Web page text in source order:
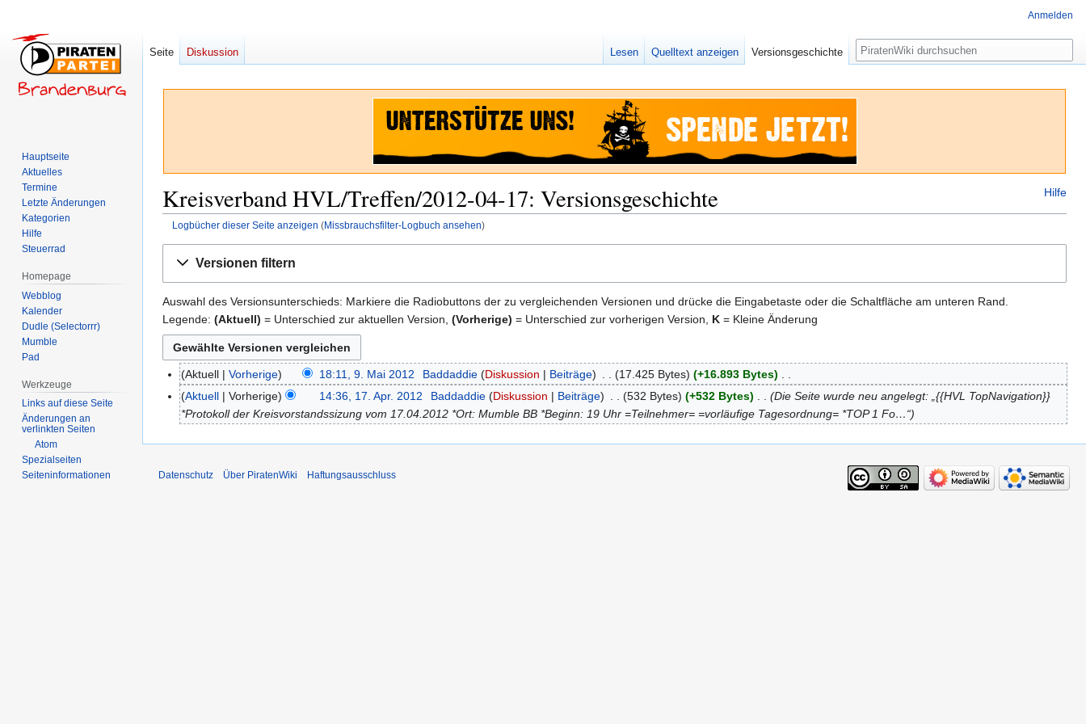
Hilfe
Kreisverband HVL/Treffen/2012-04-17: Versionsgeschichte
Logbücher dieser Seite anzeigen (Missbrauchsfilter-Logbuch ansehen)
Navigation
Suche
Versionen filtern
Auswahl des Versionsunterschieds: Markiere die Radiobuttons der zu vergleichenden Versionen und drücke die Eingabetaste oder die Schaltfläche am unteren Rand.
Legende: (Aktuell) = Unterschied zur aktuellen Version, (Vorherige) = Unterschied zur vorherigen Version, K = Kleine Änderung
9.
Mai
2012
Aktuell Vorherige 18:11, 9. Mai 2012 Baddaddie Diskussion Beiträge 17.425 Bytes +16.893 Bytes
K
e
i
n
B
17.
April
Aktuell Vorherige 14:36, 17. Apr. 2012 Baddaddie Diskussion Beiträge 532 Bytes +532 Bytes
Die Seite wurde neu angelegt: „{{HVL TopNavigation}}
*Protokoll der Kreisvorstandssizung vom 17.04.2012 *Ort: Mumble BB *Beginn: 19 Uhr =Teilnehmer= =vorläufige Tagesordnung= *TOP 1 Fo…“
Anmelden
Seite Diskussion Lesen Quelltext anzeigen Versionsgeschichte Suche
Hauptseite
Aktuelles
Termine
Letzte Änderungen
Kategorien
Hilfe
Steuerrad
Homepage
Webblog
Kalender
Dudle (Selectorrr)
Mumble
Pad
Werkzeuge
Links auf diese Seite
Änderungen an
verlinkten Seiten
Atom
Spezialseiten
Seiten­­informationen
Datenschutz Über PiratenWiki Haftungsausschluss